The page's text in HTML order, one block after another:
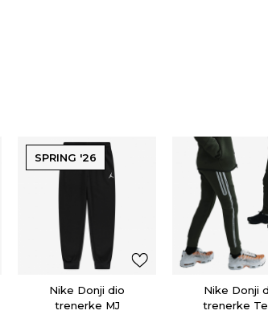
SPRING '26
Nike Donji dio
trenerke MJ
Nike Donji
trenerke